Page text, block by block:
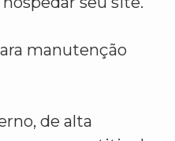
manutenção
de alta